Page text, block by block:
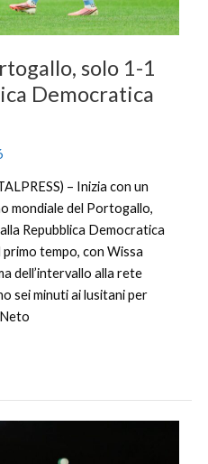
solo 1-1
Democratica
– Inizia con un
mondiale del Portogallo,
Repubblica Democratica
tempo, con Wissa
dell’intervallo alla rete
sei minuti ai lusitani per